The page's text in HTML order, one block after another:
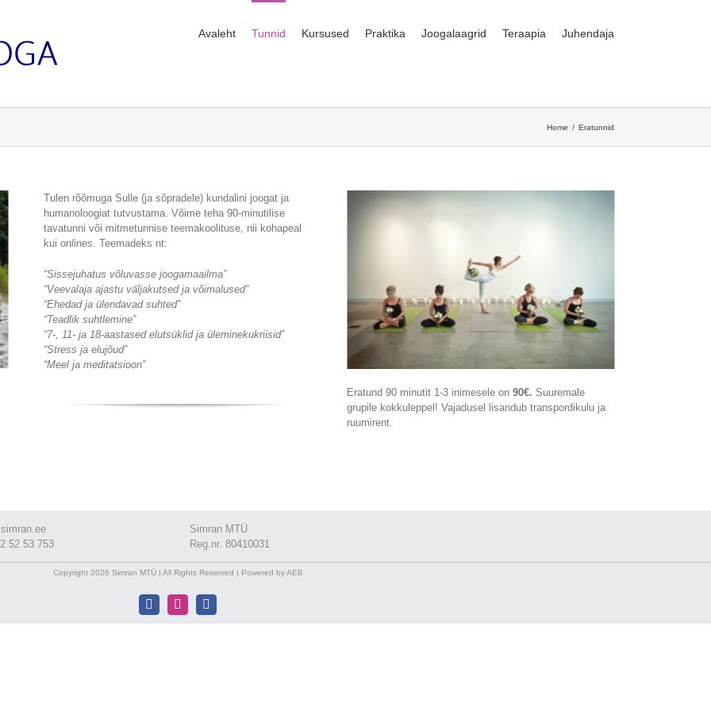
Avaleht Tunnid Kursused Praktika Joogalaagrid Teraapia Juhendaja
Home Eratunnid
Tulen rõõmuga Sulle (ja sõpradele) kundalini joogat ja
humanoloogiat tutvustama. Võime teha 90-minutilise
tavatunni või mitmetunnise teemakoolituse, nii kohapeal
kuionlines. Teemadeks nt:
“Sissejuhatus võluvasse joogamaailma”
“Veevalaja ajastu väljakutsed ja võimalused”
“Ehedad ja ülendavad suhted”
“Teadlik suhtlemine”
“7-, 11- ja 18-aastased elutsüklid ja üleminekukriisid”
“Stress ja elujõud”
“Meel ja meditatsioon”
Eratund 90 minutit 1-3 inimesele on 90€. Suuremale
grupile kokkuleppel! Vajadusel lisandub transpordikulu ja
ruumirent.
52 53 753
Simran MTÜ
Reg.nr. 80410031
Copyright 2026 Simran MTÜ | All Rights Reserved | Powered by AEB
FacebookInstagramFacebook